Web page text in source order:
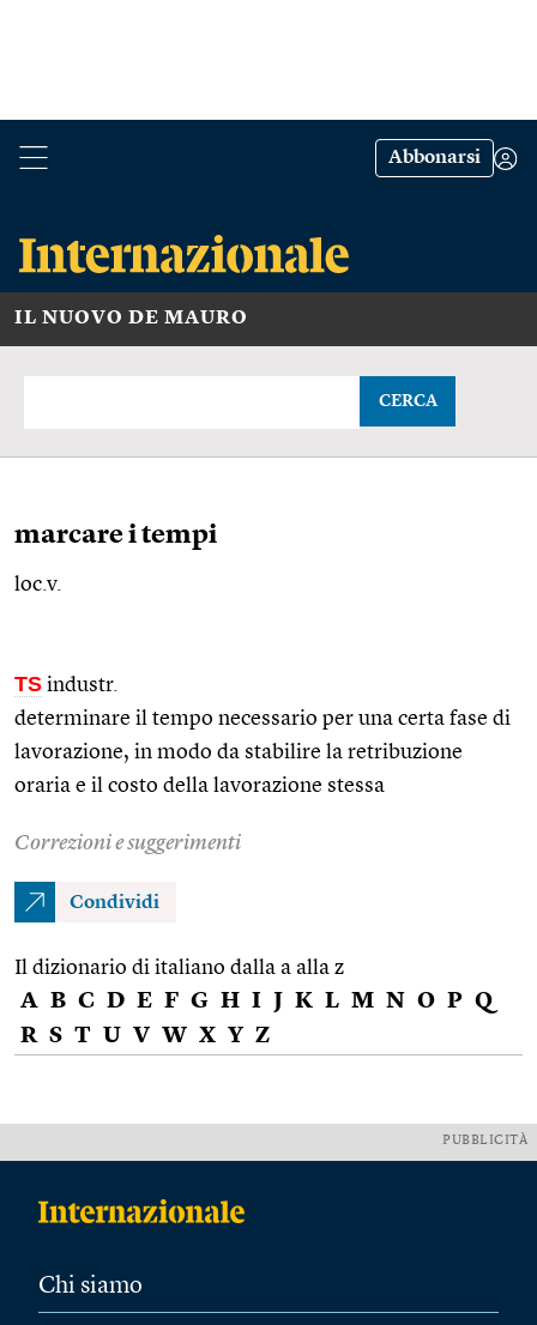
Abbonarsi
IL NUOVO DE MAURO
CERCA
marcare i tempi
loc.v.
TS industr.
determinare il tempo necessario per una certa fase di
lavorazione, in modo da stabilire la retribuzione
oraria e il costo della lavorazione stessa
Correzioni e suggerimenti
Condividi
Il dizionario di italiano dalla a alla z
A B C D E F G H I J K L M N O P Q
R S T U V W X Y Z
PUBBLICITÀ
Chi siamo